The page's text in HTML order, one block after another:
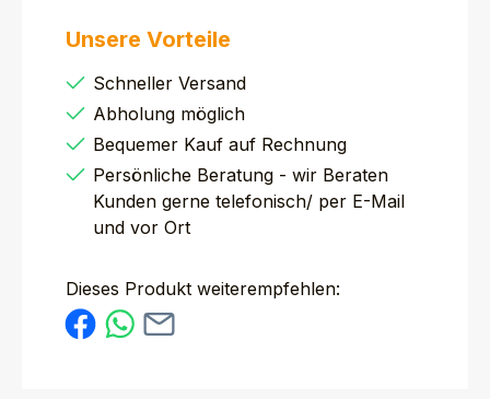
Unsere Vorteile
Schneller Versand
Abholung möglich
Bequemer Kauf auf Rechnung
Persönliche Beratung - wir Beraten
Kunden gerne telefonisch/ per E-Mail
und vor Ort
Dieses Produkt weiterempfehlen: